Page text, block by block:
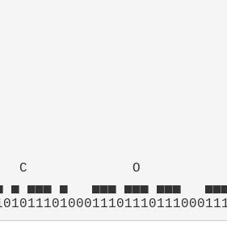
C             O
▄▄▄ ▄   ▄▄▄ ▄▄▄ ▄▄▄